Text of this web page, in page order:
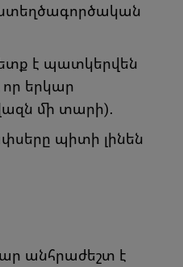
է պատկերվեն
որ երկար
մի տարի)․
պիտի լինեն
անհրաժեշտ է